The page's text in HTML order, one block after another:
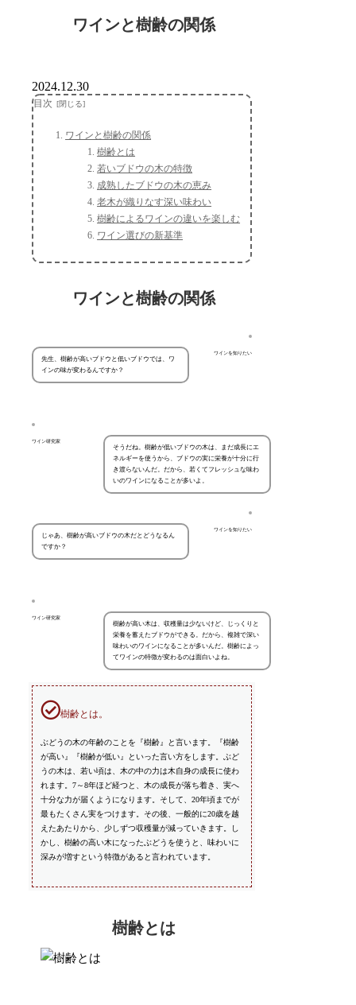
ワインと樹齢の関係
2024.12.30
目次
ワインと樹齢の関係
樹齢とは
若いブドウの木の特徴
成熟したブドウの木の恵み
老木が織りなす深い味わい
樹齢によるワインの違いを楽しむ
ワイン選びの新基準
ワインと樹齢の関係
ワインを知りたい
先生、樹齢が高いブドウと低いブドウでは、ワ
インの味が変わるんですか？
ワイン研究家
そうだね。樹齢が低いブドウの木は、まだ成長にエ
ネルギーを使うから、ブドウの実に栄養が十分に行
き渡らないんだ。だから、若くてフレッシュな味わ
いのワインになることが多いよ。
ワインを知りたい
じゃあ、樹齢が高いブドウの木だとどうなるん
ですか？
ワイン研究家
樹齢が高い木は、収穫量は少ないけど、じっくりと
栄養を蓄えたブドウができる。だから、複雑で深い
味わいのワインになることが多いんだ。樹齢によっ
てワインの特徴が変わるのは面白いよね。
樹齢とは。
ぶどうの木の年齢のことを『樹齢』と言います。『樹齢
が高い』『樹齢が低い』といった言い方をします。ぶど
うの木は、若い頃は、木の中の力は木自身の成長に使わ
れます。7～8年ほど経つと、木の成長が落ち着き、実へ
十分な力が届くようになります。そして、20年頃までが
最もたくさん実をつけます。その後、一般的に20歳を越
えたあたりから、少しずつ収穫量が減っていきます。し
かし、樹齢の高い木になったぶどうを使うと、味わいに
深みが増すという特徴があると言われています。
樹齢とは